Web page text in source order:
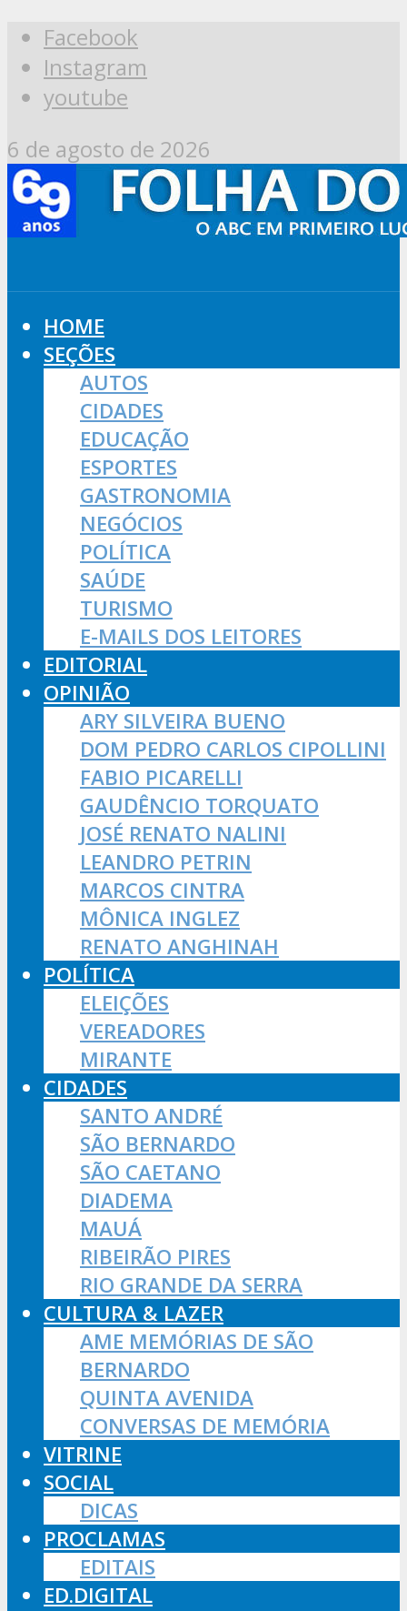
Facebook
Instagram
youtube
6 de agosto de 2026
HOME
SEÇÕES
AUTOS
CIDADES
EDUCAÇÃO
ESPORTES
GASTRONOMIA
NEGÓCIOS
POLÍTICA
SAÚDE
TURISMO
E-MAILS DOS LEITORES
EDITORIAL
OPINIÃO
ARY SILVEIRA BUENO
DOM PEDRO CARLOS CIPOLLINI
FABIO PICARELLI
GAUDÊNCIO TORQUATO
JOSÉ RENATO NALINI
LEANDRO PETRIN
MARCOS CINTRA
MÔNICA INGLEZ
RENATO ANGHINAH
POLÍTICA
ELEIÇÕES
VEREADORES
MIRANTE
CIDADES
SANTO ANDRÉ
SÃO BERNARDO
SÃO CAETANO
DIADEMA
MAUÁ
RIBEIRÃO PIRES
RIO GRANDE DA SERRA
CULTURA & LAZER
AME MEMÓRIAS DE SÃO
BERNARDO
QUINTA AVENIDA
CONVERSAS DE MEMÓRIA
VITRINE
SOCIAL
DICAS
PROCLAMAS
EDITAIS
ED.DIGITAL